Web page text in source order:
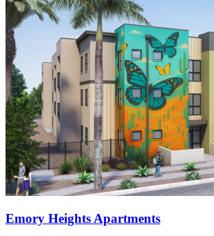
Emory Heights Apartments